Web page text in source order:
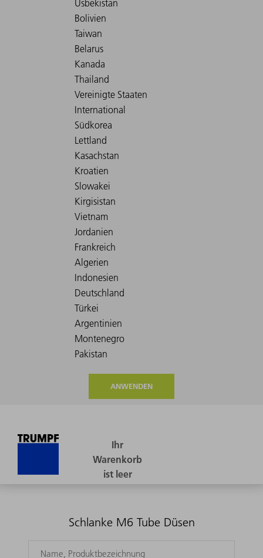
ANWENDEN
Schlanke M6 Tube Düsen